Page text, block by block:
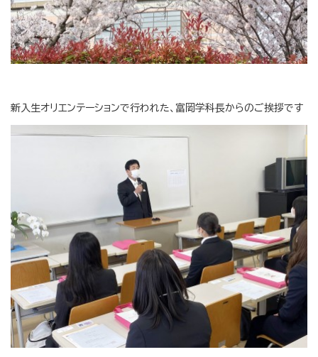
新入生オリエンテーションで行われた、富岡学科長からのご挨拶です